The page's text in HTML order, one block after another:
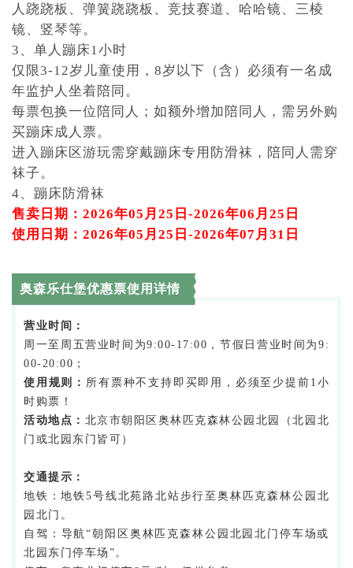
人跷跷板、弹簧跷跷板、竞技赛道、哈哈镜、三棱
镜、竖琴等。
3、单人蹦床1小时
仅限3-12岁儿童使用，8岁以下（含）必须有一名成
年监护人坐着陪同。
每票包换一位陪同人；如额外增加陪同人，需另外购
买蹦床成人票。
进入蹦床区游玩需穿戴蹦床专用防滑袜，陪同人需穿
袜子。
4、蹦床防滑袜
售卖日期：2026年05月25日-2026年06月25日
使用日期：2026年05月25日-2026年07月31日
奥森乐仕堡优惠票使用详情
营业时间：
周一至周五营业时间为9:00-17:00，节假日营业时间为9:
00-20:00；
使用规则： 所有票种不支持即买即用，必须至少提前1小
时购票！
活动地点： 北京市朝阳区奥林匹克森林公园北园（北园北
门或北园东门皆可）
交通提示：
地铁：地铁5号线北苑路北站步行至奥林匹克森林公园北
园北门。
自驾：导航“朝阳区奥林匹克森林公园北园北门停车场或
北园东门停车场”。